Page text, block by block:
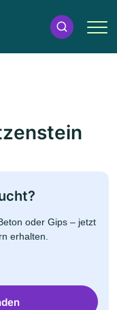
oder Gips – jetzt
erhalten.